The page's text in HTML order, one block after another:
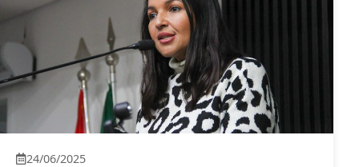
24/06/2025